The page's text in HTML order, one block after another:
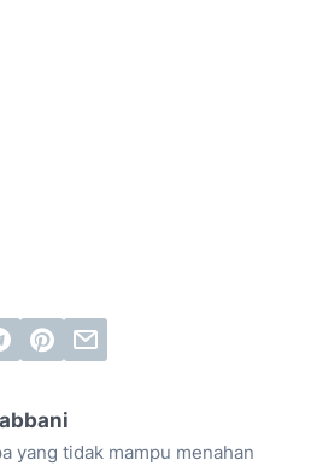
yang tidak mampu menahan